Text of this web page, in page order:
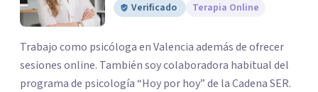
Verificado
Terapia Online
Trabajo como psicóloga en Valencia además de ofrecer
sesiones online. También soy colaboradora habitual del
programa de psicología “Hoy por hoy” de la Cadena SER.